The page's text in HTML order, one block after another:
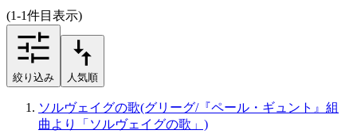
(1-1件目表示)
絞り込み 人気順
ソルヴェイグの歌(グリーグ/『ペール・ギュント』組
曲より「ソルヴェイグの歌」)